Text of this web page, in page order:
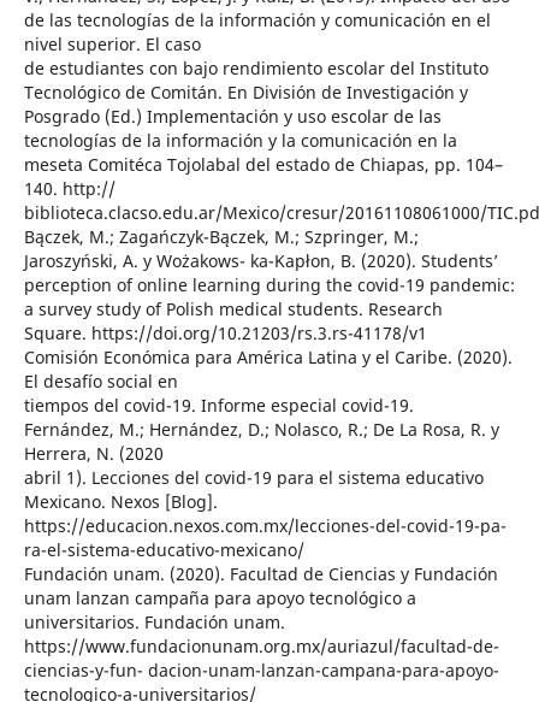
de las tecnologías de la información y comunicación en el
nivel superior. El caso
de estudiantes con bajo rendimiento escolar del Instituto
Tecnológico de Comitán. En División de Investigación y
Posgrado (Ed.) Implementación y uso escolar de las
tecnologías de la información y la comunicación en la
meseta Comitéca Tojolabal del estado de Chiapas, pp. 104–
140. http://
biblioteca.clacso.edu.ar/Mexico/cresur/20161108061000/
Bączek, M.; Zagańczyk-Bączek, M.; Szpringer, M.;
Jaroszyński, A. y Wożakows- ka-Kapłon, B. (2020). Students’
perception of online learning during the covid-19 pandemic:
a survey study of Polish medical students. Research
Square. https://doi.org/10.21203/rs.3.rs-41178/v1
Comisión Económica para América Latina y el Caribe. (2020).
El desafío social en
tiempos del covid-19. Informe especial covid-19.
Fernández, M.; Hernández, D.; Nolasco, R.; De La Rosa, R. y
Herrera, N. (2020
abril 1). Lecciones del covid-19 para el sistema educativo
Mexicano. Nexos [Blog].
https://educacion.nexos.com.mx/lecciones-del-covid-19-pa-
ra-el-sistema-educativo-mexicano/
Fundación unam. (2020). Facultad de Ciencias y Fundación
unam lanzan campaña para apoyo tecnológico a
universitarios. Fundación unam.
https://www.fundacionunam.org.mx/auriazul/facultad-de-
ciencias-y-fun- dacion-unam-lanzan-campana-para-apoyo-
tecnologico-a-universitarios/